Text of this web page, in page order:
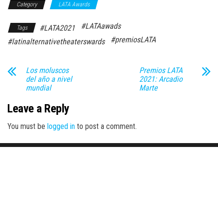
Category LATA Awards
Tags #LATA2021
#LATAawads
#latinalternativetheaterswards
#premiosLATA
Los moluscos
del año a nivel
mundial
Premios LATA
2021: Arcadio
Marte
Leave a Reply
You must be logged in to post a comment.